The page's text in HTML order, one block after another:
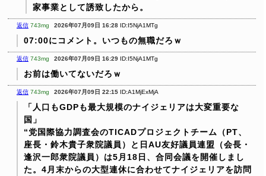
家事業として誘致したから。
返信 743mg 2026年07月09日 16:28 ID:I5NjA1MTg
07:00にコメント。いつもの無職だろｗ
返信 743mg 2026年07月09日 16:29 ID:I5NjA1MTg
お前は働いてないだろｗ
返信 743mg 2026年07月09日 22:15 ID:A1MjExMjA
「人口もGDPも最大規模のナイジェリアは大変重要な
国」
“党国際協力調査会のTICADプロジェクトチーム（PT、
座長・鈴木貴子衆院議員）と日AU友好議員連盟（会長・
逢沢一郎衆院議員）は5月18日、合同会議を開催しまし
た。4月末からの大型連休に合わせてナイジェリアを訪問